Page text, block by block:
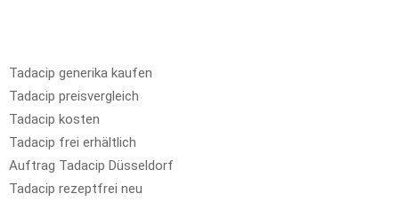
Tadacip generika kaufen
Tadacip preisvergleich
Tadacip kosten
Tadacip frei erhältlich
Auftrag Tadacip Düsseldorf
Tadacip rezeptfrei neu